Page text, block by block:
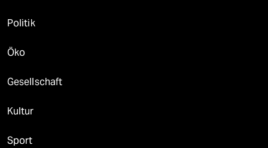
Politik
Öko
Gesellschaft
Kultur
Sport